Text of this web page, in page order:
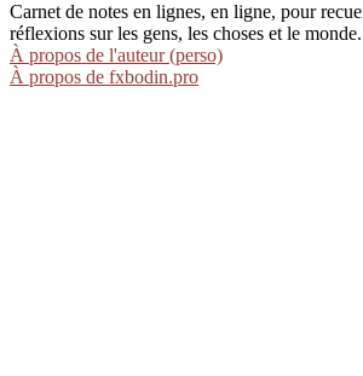
Carnet de notes en lignes, en ligne, pour
réflexions sur les gens, les choses et le monde.
À propos de l'auteur (perso)
À propos de fxbodin.pro